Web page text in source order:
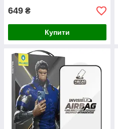
649 ₴
Купити